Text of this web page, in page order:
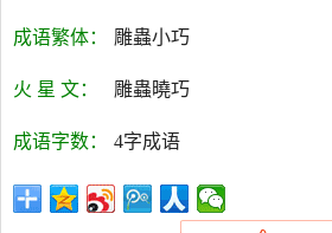
成语繁体： 雕蟲小巧
火 星 文： 雕蟲曉巧
成语字数： 4字成语